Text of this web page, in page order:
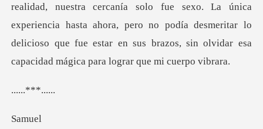
realidad, nuestra cercanía solo fue sexo. La única
experiencia hasta ahora, pero no p
.***.
mu